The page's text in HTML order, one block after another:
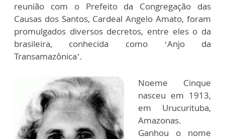
reunião com o Prefeito da Congregação das
Causas dos Santos, Cardeal Angelo Amato, foram
promulgados diversos decretos, entre eles o da
brasileira, conhecida como ‘Anjo da
Transamazônica’.
Noeme Cinque
nasceu em 1913,
em Urucurituba,
Amazonas.
Ganhou o nome